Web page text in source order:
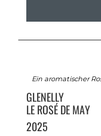
Ein aromatischer
GLENELLY
LE ROSÉ DE MAY
2025